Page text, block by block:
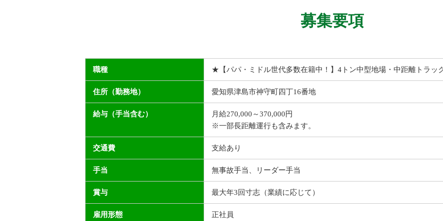
募集要項
職種 ★【パパ・ミドル世代多数在籍中！】4トン中型地場・中距離トラッ
住所（勤務地） 愛知県津島市神守町四丁16番地
給与（手当含む）
月給270,000～370,000円
※一部長距離運行も含みます。
交通費 支給あり
手当 無事故手当、リーダー手当
賞与 最大年3回寸志（業績に応じて）
雇用形態 正社員